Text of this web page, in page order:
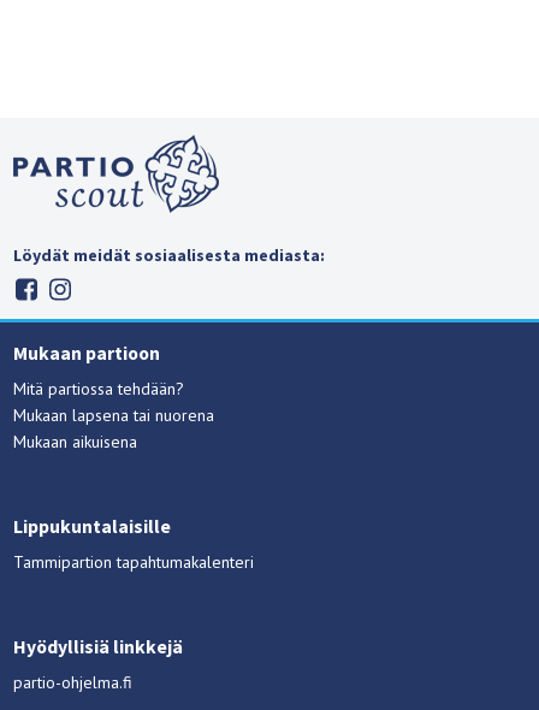
Löydät meidät sosiaalisesta mediasta:
Mukaan partioon
Mitä partiossa tehdään?
Mukaan lapsena tai nuorena
Mukaan aikuisena
Lippukuntalaisille
Tammipartion tapahtumakalenteri
Hyödyllisiä linkkejä
partio-ohjelma.fi